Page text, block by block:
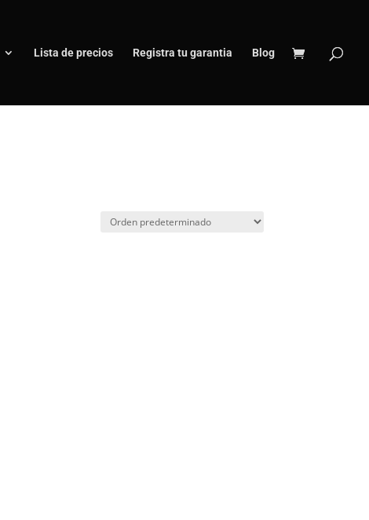
Lista de precios Registra tu garantia Blog